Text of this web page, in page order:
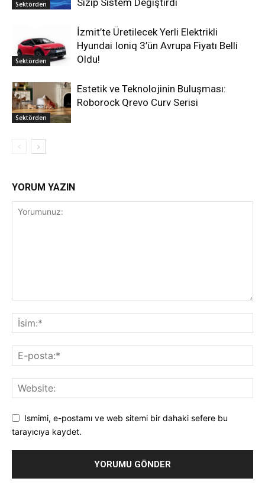
Sektörden Sızıp Sistem Değiştirdi
Sektörden
İzmit’te Üretilecek Yerli Elektrikli
Hyundai Ioniq 3’ün Avrupa Fiyatı Belli
Oldu!
Sektörden
Estetik ve Teknolojinin Buluşması:
Roborock Qrevo Curv Serisi
YORUM YAZIN
Ismimi, e-postamı ve web sitemi bir dahaki sefere bu
tarayıcıya kaydet.